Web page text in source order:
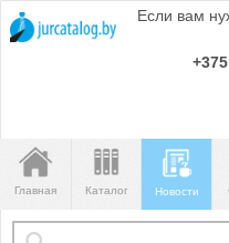
Если вам
Главная Каталог Новости